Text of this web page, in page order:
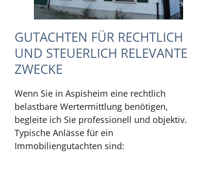
GUTACHTEN FÜR RECHTLICH
UND STEUERLICH RELEVANTE
ZWECKE
Wenn Sie in Aspisheim eine rechtlich
belastbare Wertermittlung benötigen,
begleite ich Sie professionell und objektiv.
Typische Anlässe für ein
Immobiliengutachten sind: